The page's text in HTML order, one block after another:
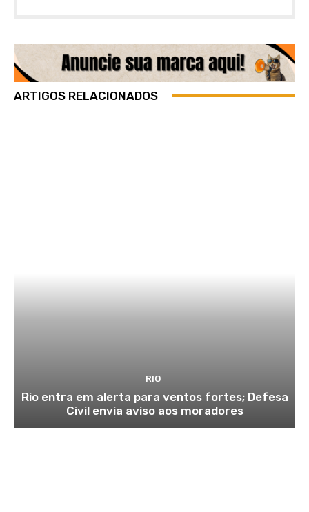
ARTIGOS RELACIONADOS
RIO
Rio entra em alerta para ventos fortes; Defesa
Civil envia aviso aos moradores